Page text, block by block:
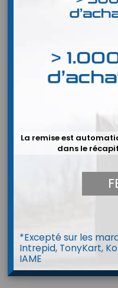
Chrono Prisma
La remise est
dans le
*Excepté sur les
Intrepid, TonyKart,
IAME